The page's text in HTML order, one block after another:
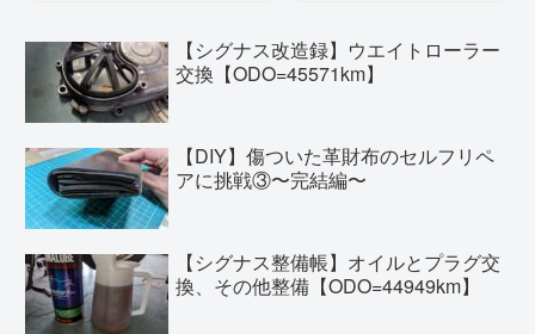
【シグナス改造録】ウエイトローラー
交換【ODO=45571km】
【DIY】傷ついた革財布のセルフリペ
アに挑戦③〜完結編〜
【シグナス整備帳】オイルとプラグ交
換、その他整備【ODO=44949km】